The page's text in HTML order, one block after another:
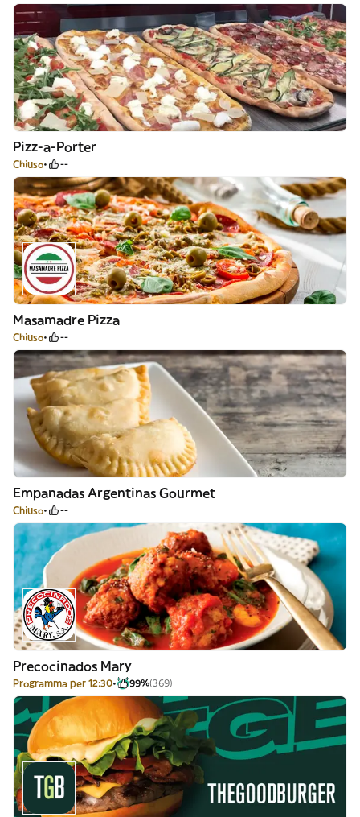
Pizz-a-Porter
Chiuso --
Masamadre Pizza
Chiuso --
Empanadas Argentinas Gourmet
Chiuso --
Precocinados Mary
Programma per 12:30 99%(369)